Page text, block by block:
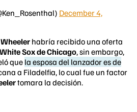
December 4,
Wheeler habría recibido una oferta
White Sox de Chicago, sin embargo,
que la esposa del lanzador es de
a Filadelfia, lo cual fue un factor
tomara la decisión.